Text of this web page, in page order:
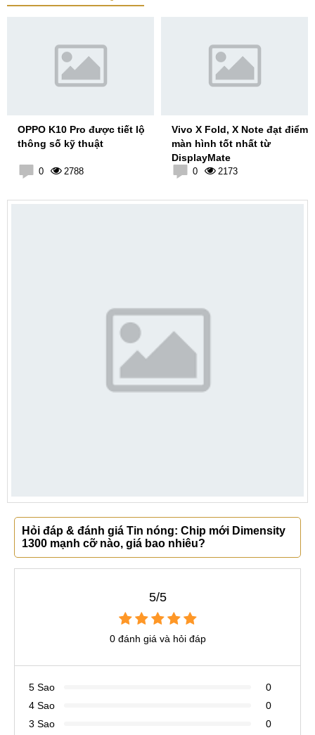
OPPO K10 Pro được tiết lộ
thông số kỹ thuật
0 2788
Vivo X Fold, X Note đạt điểm
màn hình tốt nhất từ
DisplayMate
0 2173
Hỏi đáp & đánh giá Tin nóng: Chip mới Dimensity
1300 mạnh cỡ nào, giá bao nhiêu?
5/5
0 đánh giá và hỏi đáp
5 Sao
0
4 Sao
0
3 Sao
0